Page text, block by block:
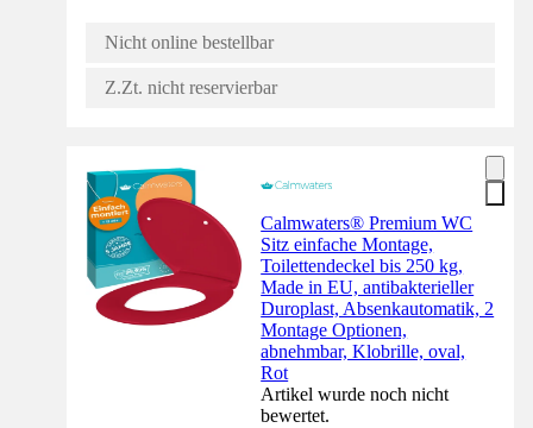
Nicht online bestellbar
Z.Zt. nicht reservierbar
Calmwaters® Premium WC
Sitz einfache Montage,
Toilettendeckel bis 250 kg,
Made in EU, antibakterieller
Duroplast, Absenkautomatik, 2
Montage Optionen,
abnehmbar, Klobrille, oval,
Rot
Artikel wurde noch nicht
bewertet.